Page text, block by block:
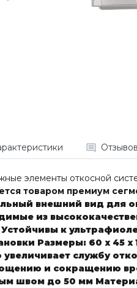
элементы откосной
товаром премиум
внешний вид для
из
Устойчивы к
Размеры: 60 х 45
службу
и сокращению
швом до 50 мм